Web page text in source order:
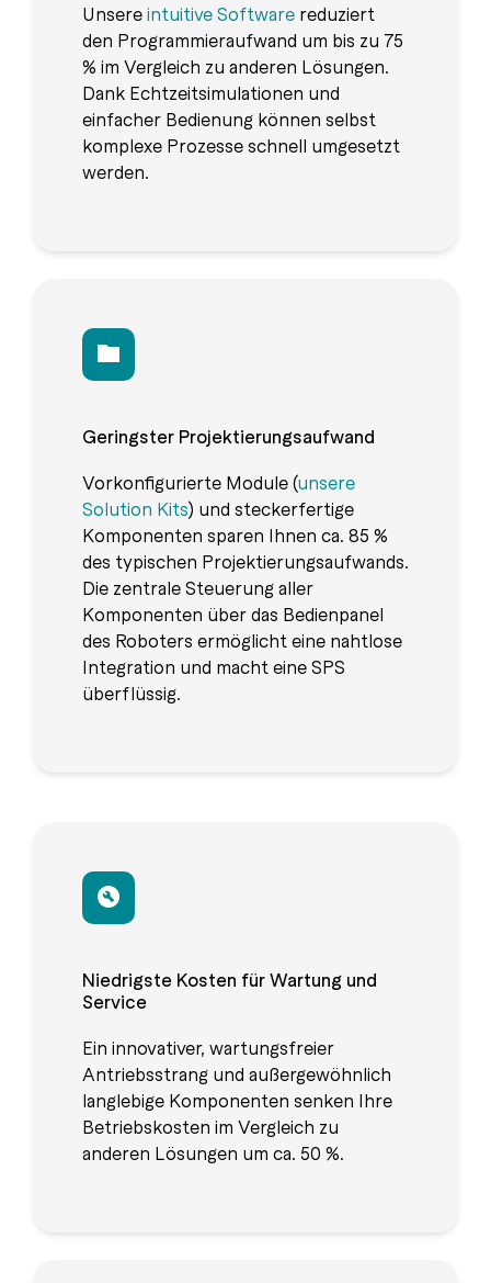
Unsereintuitive Software reduziert
den Programmieraufwand um bis zu 75
% im Vergleich zu anderen Lösungen.
Dank Echtzeitsimulationen und
einfacher Bedienung können selbst
komplexe Prozesse schnell umgesetzt
werden.
Geringster Projektierungsaufwand
Vorkonfigurierte Module (unsere
Solution Kits) und steckerfertige
Komponenten sparen Ihnen ca. 85 %
des typischen Projektierungsaufwands.
Die zentrale Steuerung aller
Komponenten über das Bedienpanel
des Roboters ermöglicht eine nahtlose
Integration und macht eine SPS
überflüssig.
Niedrigste Kosten für Wartung und
Service
Ein innovativer, wartungsfreier
Antriebsstrang und außergewöhnlich
langlebige Komponenten senken Ihre
Betriebskosten im Vergleich zu
anderen Lösungen um ca. 50 %.